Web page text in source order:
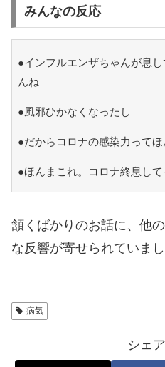
みんなの反応
●インフルエンザちゃんが息
んね
●風邪ひかなくなったし
●だからコロナの感染力って
●ほんまこれ。コロナ終息し
頷くばかりのお話に、他
な反響が寄せられていまし
病気
シェ